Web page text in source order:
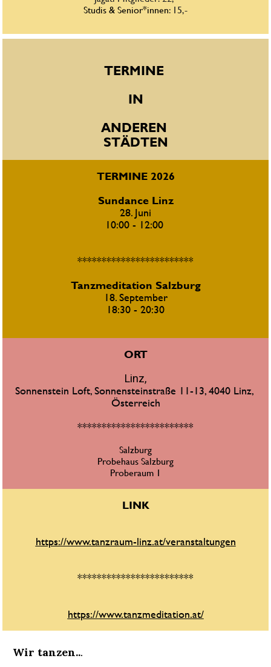
Studis & Senior*innen: 15,-
TERMINE
IN
ANDEREN
STÄDTEN
TERMINE 2026
Sundance Linz
28. Juni
10:00 - 12:00
************************
Tanzmeditation Salzburg
18. September
18:30 - 20:30
ORT
Linz,
Sonnenstein Loft, Sonnensteinstraße 11-13, 4040 Linz,
Österreich
************************
Salzburg
Probehaus Salzburg
Proberaum 1
LINK
https://www.tanzraum-linz.at/veranstaltungen
************************
https://www.tanzmeditation.at/
Wir tanzen...